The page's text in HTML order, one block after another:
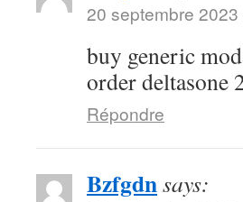
20 septembre
buy generic
order deltasone
Répondre
Bzfgdnsays: